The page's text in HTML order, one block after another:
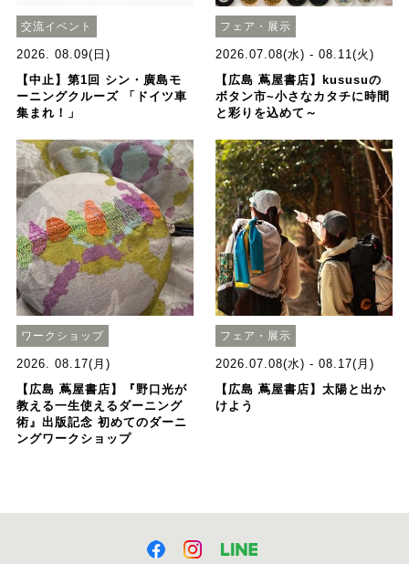
交流イベント
2026. 08.09(日)
【中止】第1回 シン・廣島モ
ーニングクルーズ 「ドイツ車
集まれ！」
フェア・展示
2026.07.08(水) - 08.11(火)
【広島 蔦屋書店】kususuの
ボタン市~小さなカタチに時間
と彩りを込めて～
ワークショップ
2026. 08.17(月)
【広島 蔦屋書店】『野口光が
教える一生使えるダーニング
術』出版記念 初めてのダーニ
ングワークショップ
フェア・展示
2026.07.08(水) - 08.17(月)
【広島 蔦屋書店】太陽と出か
けよう